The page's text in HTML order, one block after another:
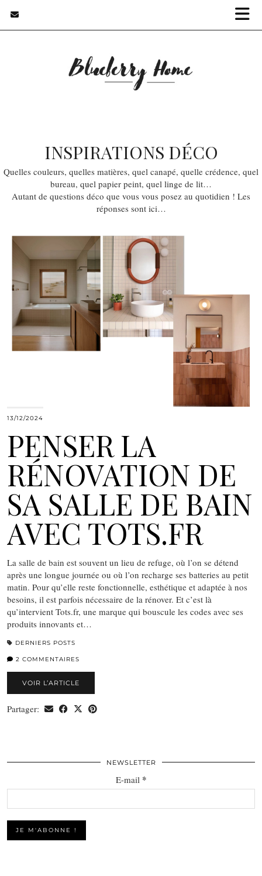
INSPIRATIONS DÉCO
Quelles couleurs, quelles matières, quel canapé, quelle crédence, quel
bureau, quel papier peint, quel linge de lit…
Autant de questions déco que vous vous posez au quotidien ! Les
réponses sont ici…
13/12/2024
PENSER LA
RÉNOVATION DE
SA SALLE DE BAIN
AVEC TOTS.FR
La salle de bain est souvent un lieu de refuge, où l’on se détend
après une longue journée ou où l’on recharge ses batteries au petit
matin. Pour qu’elle reste fonctionnelle, esthétique et adaptée à nos
besoins, il est parfois nécessaire de la rénover. Et c’est là
qu’intervient Tots.fr, une marque qui bouscule les codes avec ses
produits innovants et…
DERNIERS POSTS
2 COMMENTAIRES
VOIR L’ARTICLE
Partager:
NEWSLETTER
E-mail *